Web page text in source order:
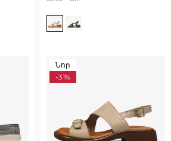
Նոր
-31%